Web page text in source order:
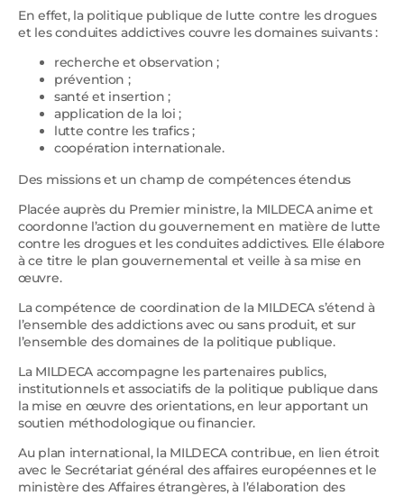
En effet, la politique publique de lutte contre les drogues
et les conduites addictives couvre les domaines suivants :
recherche et observation ;
prévention ;
santé et insertion ;
application de la loi ;
lutte contre les trafics ;
coopération internationale.
Des missions et un champ de compétences étendus
Placée auprès du Premier ministre, la MILDECA anime et
coordonne l’action du gouvernement en matière de lutte
contre les drogues et les conduites addictives. Elle élabore
à ce titre le plan gouvernemental et veille à sa mise en
œuvre.
La compétence de coordination de la MILDECA s’étend à
l’ensemble des addictions avec ou sans produit, et sur
l’ensemble des domaines de la politique publique.
La MILDECA accompagne les partenaires publics,
institutionnels et associatifs de la politique publique dans
la mise en œuvre des orientations, en leur apportant un
soutien méthodologique ou financier.
Au plan international, la MILDECA contribue, en lien étroit
avec le Secrétariat général des affaires européennes et le
ministère des Affaires étrangères, à l’élaboration des